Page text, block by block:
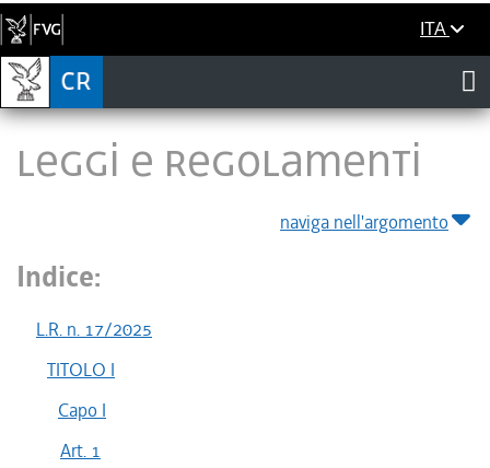
ITA
LEGGI E REGOLAMENTI
naviga nell'argomento
Indice:
L.R. n. 17/2025
TITOLO I
Capo I
Art. 1